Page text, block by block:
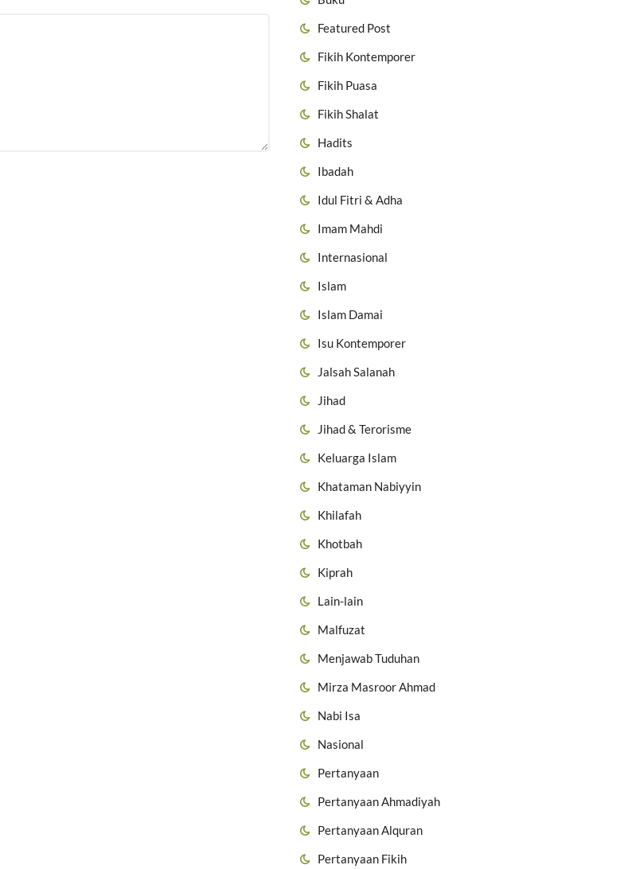
Featured Post
Fikih Kontemporer
Fikih Puasa
Fikih Shalat
Hadits
Ibadah
Idul Fitri & Adha
Imam Mahdi
Internasional
Islam
Islam Damai
Isu Kontemporer
Jalsah Salanah
Jihad
Jihad & Terorisme
Keluarga Islam
Khataman Nabiyyin
Khilafah
Khotbah
Kiprah
Lain-lain
Malfuzat
Menjawab Tuduhan
Mirza Masroor Ahmad
Nabi Isa
Nasional
Pertanyaan
Pertanyaan Ahmadiyah
Pertanyaan Alquran
Pertanyaan Fikih